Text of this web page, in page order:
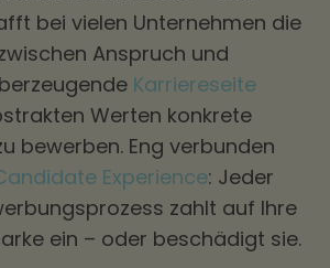
bei vielen Unternehmen die
Anspruch und
Karriereseite
Werten konkrete
bewerben. Eng verbunden
Experience: Jeder
zahlt auf Ihre
ein – oder beschädigt sie.